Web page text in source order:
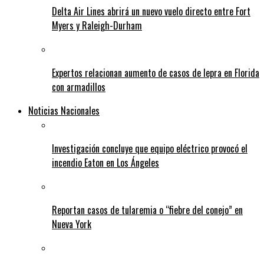
Delta Air Lines abrirá un nuevo vuelo directo entre Fort
Myers y Raleigh-Durham
Expertos relacionan aumento de casos de lepra en Florida
con armadillos
Noticias Nacionales
Investigación concluye que equipo eléctrico provocó el
incendio Eaton en Los Ángeles
Reportan casos de tularemia o “fiebre del conejo” en
Nueva York